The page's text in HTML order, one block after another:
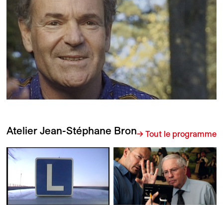
Atelier Jean-Stéphane Bron→ Tout le programme